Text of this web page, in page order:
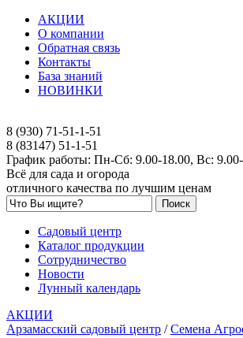
АКЦИИ
О компании
Обратная связь
Контакты
База знаний
НОВИНКИ
8 (930) 71-51-1-51
8 (83147) 51-1-51
График работы: Пн-Сб: 9.00-18.00, Вс:
Всё для сада и огорода
отличного качества по лучшим ценам
Садовый центр
Каталог продукции
Сотрудничество
Новости
Лунный календарь
АКЦИИ
Арзамасский садовый центр /Семена